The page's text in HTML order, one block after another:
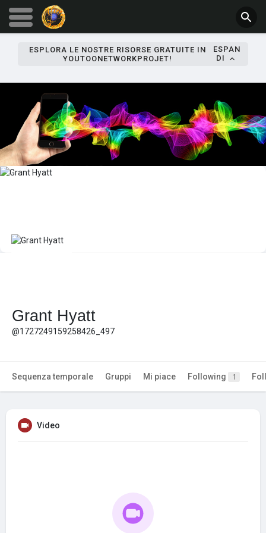
ESPLORA LE NOSTRE RISORSE GRATUITE IN
YOUTOONETWORKPROJET!
ESPAN
DI
Grant Hyatt
@1727249159258426_497
Sequenza temporale Gruppi Mi piace Following 1
Video